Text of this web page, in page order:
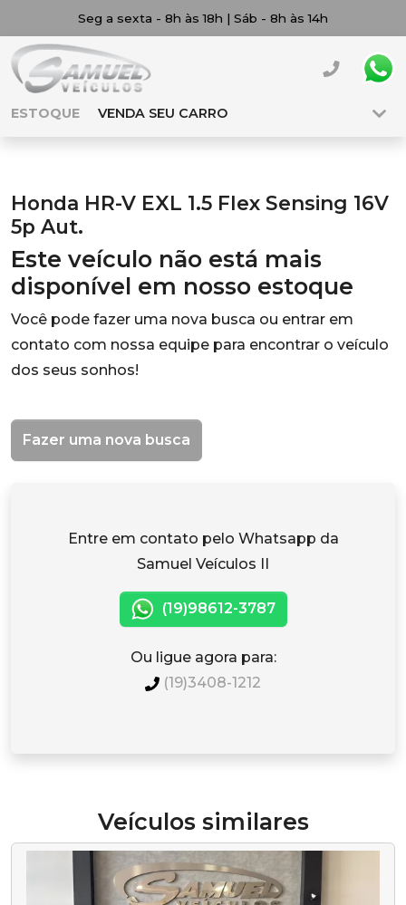
Seg a sexta - 8h às 18h | Sáb - 8h às 14h
ESTOQUE VENDA SEU CARRO
Honda HR-V EXL 1.5 Flex Sensing 16V
5p Aut.
Este veículo não está mais
disponível em nosso estoque
Você pode fazer uma nova busca ou entrar em
contato com nossa equipe para encontrar o veículo
dos seus sonhos!
Fazer uma nova busca
Entre em contato pelo Whatsapp da
Samuel Veículos II
(19)98612-3787
Ou ligue agora para:
(19)3408-1212
Veículos similares